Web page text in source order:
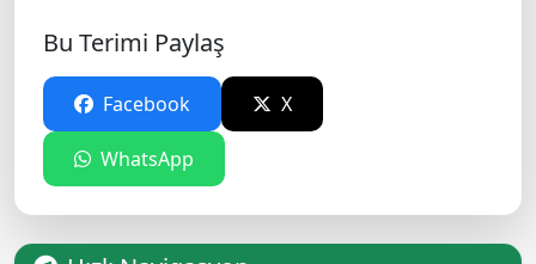
Bu Terimi Paylaş
Facebook X
WhatsApp